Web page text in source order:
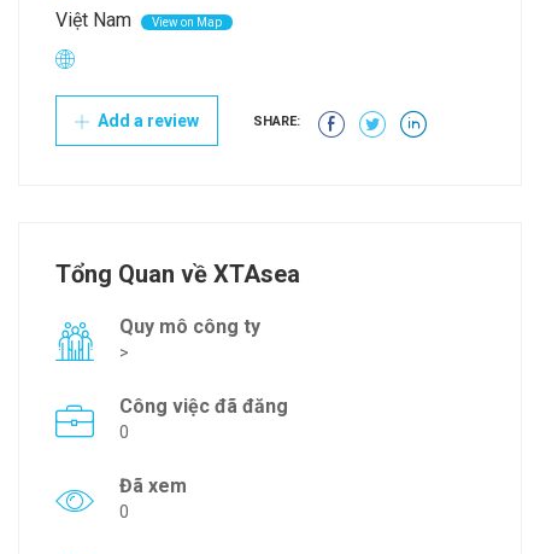
Việt Nam
View on Map
Add a review SHARE:
Tổng Quan về XTAsea
Quy mô công ty
>
Công việc đã đăng
0
Đã xem
0